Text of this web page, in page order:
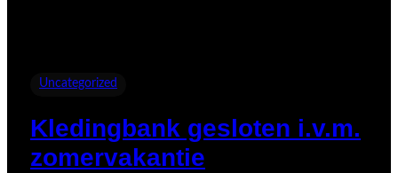
Uncategorized
Kledingbank gesloten i.v.m.
zomervakantie